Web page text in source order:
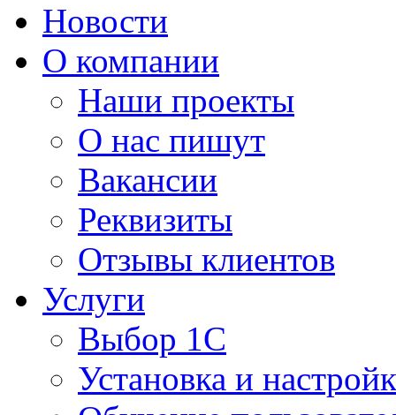
Новости
О компании
Наши проекты
О нас пишут
Вакансии
Реквизиты
Отзывы клиентов
Услуги
Выбор 1С
Установка и